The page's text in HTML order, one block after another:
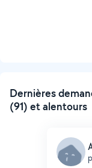
Dernières
(91) et alentours